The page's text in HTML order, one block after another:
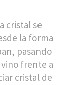
cristal se
la forma
pasando
frente a
cristal de